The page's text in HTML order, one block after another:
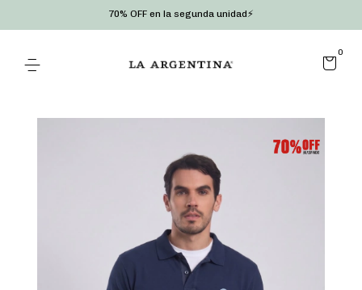
70% OFF en la segunda unidad⚡
0